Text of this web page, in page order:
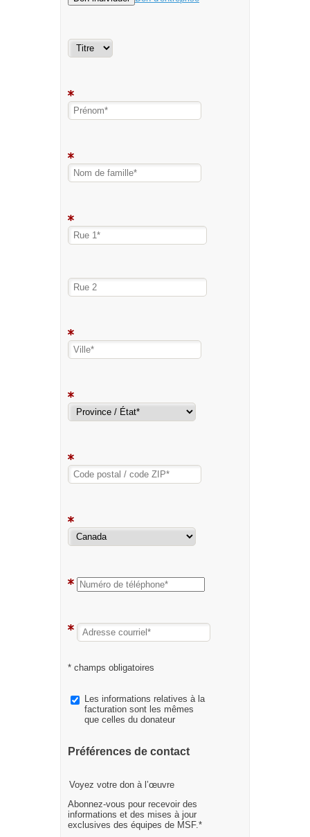
* champs obligatoires
Les informations relatives à la
facturation sont les mêmes
que celles du donateur
Préférences de contact
Voyez votre don à l’œuvre
Abonnez-vous pour recevoir des
informations et des mises à jour
exclusives des équipes de MSF.*